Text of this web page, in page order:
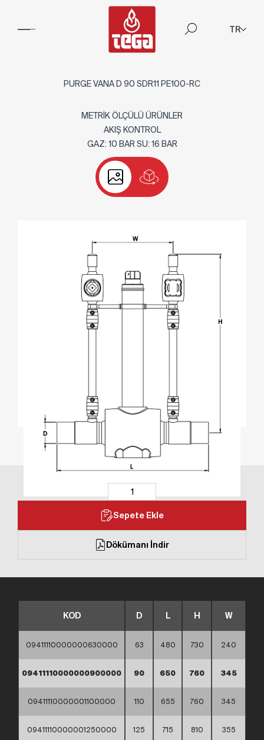
TR
PURGE VANA D 90 SDR11 PE100-RC
METRİK ÖLÇÜLÜ ÜRÜNLER
AKIŞ KONTROL
GAZ: 10 BAR SU: 16 BAR
Sepete Ekle
Dökümanı İndir
KOD D L H W
09411110000000630000 63 480 730 240
09411110000000900000 90 650 760 345
09411110000001100000 110 655 760 345
09411110000001250000 125 715 810 355